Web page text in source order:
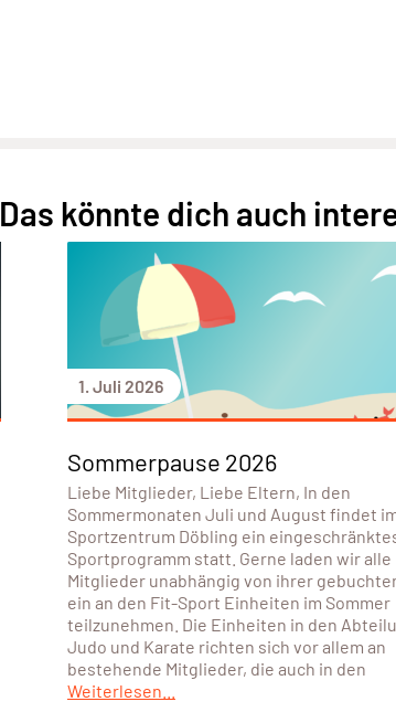
Das könnte dich auch
1. Juli 2026
Sommerpause 2026
Liebe Mitglieder, Liebe Eltern, In den
Sommermonaten Juli und August findet
Sportzentrum Döbling ein
Sportprogramm statt. Gerne laden wir alle
Mitglieder unabhängig von ihrer
ein an den Fit-Sport Einheiten im Sommer
teilzunehmen. Die Einheiten in den
Judo und Karate richten sich vor allem an
bestehende Mitglieder, die auch in den
Weiterlesen...